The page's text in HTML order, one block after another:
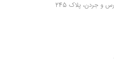
جردن، پلاک 245